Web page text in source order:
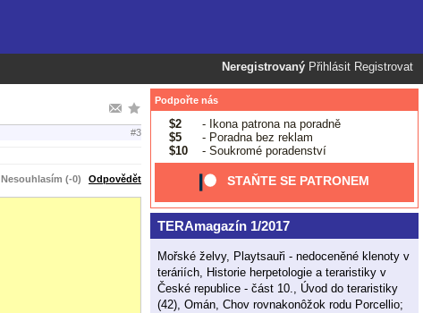
Neregistrovaný Přihlásit Registrovat
#3
Nesouhlasím (-0) Odpovědět
Podpořte nás
$2
- Ikona patrona na poradně
$5
- Poradna bez reklam
$10
- Soukromé poradenství
STAŇTE SE PATRONEM
TERAmagazín 1/2017
Mořské želvy, Playtsauři - nedoceněné klenoty v
teráriích, Historie herpetologie a teraristiky v
České republice - část 10., Úvod do teraristiky
(42), Omán, Chov rovnakonôžok rodu Porcellio;